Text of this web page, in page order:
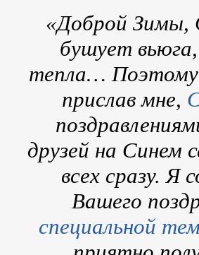
«Доброй Зимы,
бушует
тепла… Поэтому
прислав мне,
друзей на
всех сразу. Я
Вашего
специальной